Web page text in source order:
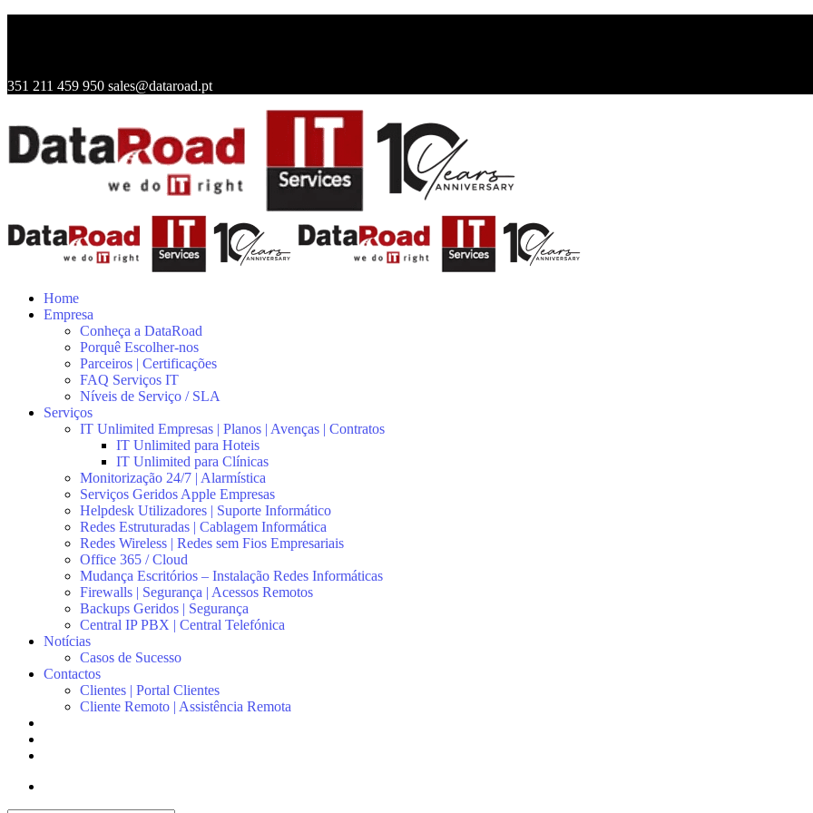
351 211 459 950 sales@dataroad.pt
Home
Empresa
Conheça a DataRoad
Porquê Escolher-nos
Parceiros | Certificações
FAQ Serviços IT
Níveis de Serviço / SLA
Serviços
IT Unlimited Empresas | Planos | Avenças | Contratos
IT Unlimited para Hoteis
IT Unlimited para Clínicas
Monitorização 24/7 | Alarmística
Serviços Geridos Apple Empresas
Helpdesk Utilizadores | Suporte Informático
Redes Estruturadas | Cablagem Informática
Redes Wireless | Redes sem Fios Empresariais
Office 365 / Cloud
Mudança Escritórios – Instalação Redes Informáticas
Firewalls | Segurança | Acessos Remotos
Backups Geridos | Segurança
Central IP PBX | Central Telefónica
Notícias
Casos de Sucesso
Contactos
Clientes | Portal Clientes
Cliente Remoto | Assistência Remota